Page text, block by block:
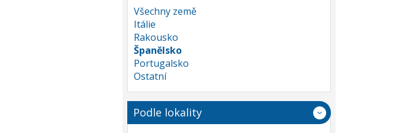
Všechny země
Itálie
Rakousko
Španělsko
Portugalsko
Ostatní
Podle lokality